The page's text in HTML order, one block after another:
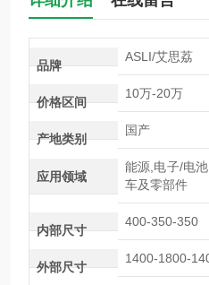
品牌
ASLI/艾思荔
价格区间
10万-20万
产地类别
国产
应用领域
能源,电子/电
车及零部件
内部尺寸
400-350-350
外部尺寸
1400-1800-